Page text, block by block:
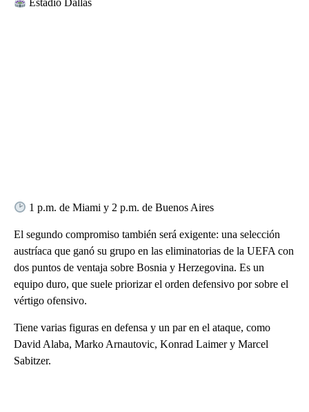
Estadio Dallas
1 p.m. de Miami y 2 p.m. de Buenos Aires
El segundo compromiso también será exigente: una selección
austríaca que ganó su grupo en las eliminatorias de la UEFA con
dos puntos de ventaja sobre Bosnia y Herzegovina. Es un
equipo duro, que suele priorizar el orden defensivo por sobre el
vértigo ofensivo.
Tiene varias figuras en defensa y un par en el ataque, como
David Alaba, Marko Arnautovic, Konrad Laimer y Marcel
Sabitzer.